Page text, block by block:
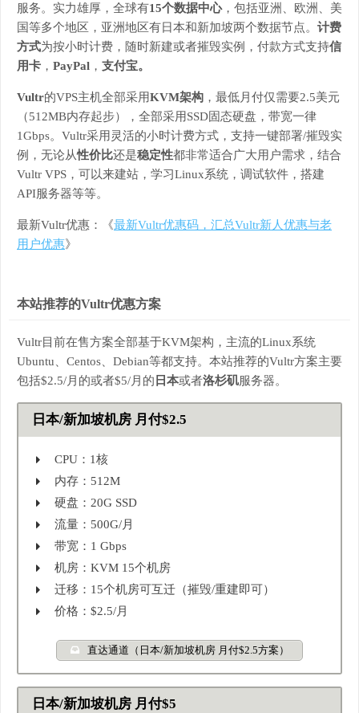
服务。实力雄厚，全球有15个数据中心，包括亚洲、欧洲、美
国等多个地区，亚洲地区有日本和新加坡两个数据节点。 计费
方式为按小时计费，随时新建或者摧毁实例，付款方式支持信
用卡 ， PayPal ， 支付宝。
Vultr的VPS主机全部采用KVM架构 ，最低月付仅需要2.5美元
（512MB内存起步），全部采用SSD固态硬盘，带宽一律
1Gbps。Vultr采用灵活的小时计费方式，支持一键部署/摧毁实
例，无论从性价比还是稳定性都非常适合广大用户需求，结合
Vultr VPS，可以来建站，学习Linux系统，调试软件，搭建
API服务器等等。
最新Vultr优惠：《最新Vultr优惠码，汇总Vultr新人优惠与老
用户优惠》
本站推荐的Vultr优惠方案
Vultr目前在售方案全部基于KVM架构，主流的Linux系统
Ubuntu、Centos、Debian等都支持。本站推荐的Vultr方案主要
包括$2.5/月的或者$5/月的 日本或者洛杉矶服务器。
日本/新加坡机房 月付$2.5
CPU：1核
内存：512M
硬盘：20G SSD
流量：500G/月
带宽：1 Gbps
机房：KVM 15个机房
迁移：15个机房可互迁（摧毁/重建即可）
价格：$2.5/月
直达通道（日本/新加坡机房 月付$2.5方案）
日本/新加坡机房 月付$5